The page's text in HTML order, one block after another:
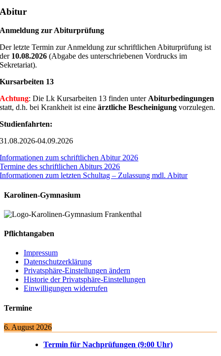
Abitur
Anmeldung zur Abiturprüfung
Der letzte Termin zur Anmeldung zur schriftlichen Abiturprüfung ist
der 10.08.2026 (Abgabe des unterschriebenen Vordrucks im
Sekretariat).
Kursarbeiten 13
Achtung: Die Lk Kursarbeiten 13 finden unter Abiturbedingungen
statt, d.h. bei Krankheit ist eineärztliche Bescheinigung vorzulegen.
Studienfahrten:
31.08.2026-04.09.2026
Informationen zum schriftlichen Abitur 2026
Termine des schriftlichen Abiturs 2026
Informationen zum letzten Schultag – Zulassung mdl. Abitur
Karolinen-Gymnasium
Pflichtangaben
Impressum
Datenschutzerklärung
Privatsphäre-Einstellungen ändern
Historie der Privatsphäre-Einstellungen
Einwilligungen widerrufen
Termine
6. August 2026
Termin für Nachprüfungen (9:00 Uhr)